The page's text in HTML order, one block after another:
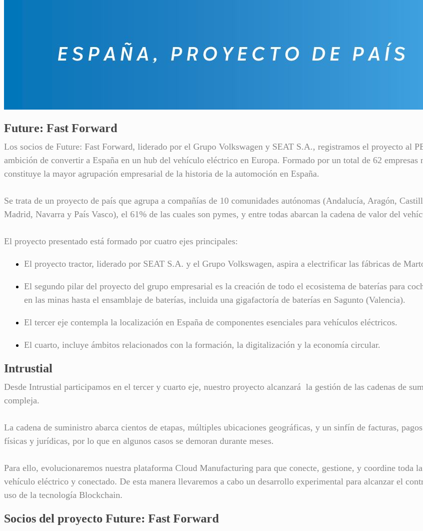
Future: Fast Forward
Los socios de Future: Fast Forward, liderado por el Grupo Volkswagen y SEAT S.A., registramos el proyecto al
ambición de convertir a España en un hub del vehículo eléctrico en Europa. Formado por un total de 62 empresas
constituye la mayor agrupación empresarial de la historia de la automoción en España.
Se trata de un proyecto de país que agrupa a compañías de 10 comunidades autónomas (Andalucía, Aragón,
Madrid, Navarra y País Vasco), el 61% de las cuales son pymes, y entre todas abarcan la cadena de valor del
El proyecto presentado está formado por cuatro ejes principales:
El proyecto tractor, liderado por SEAT S.A. y el Grupo Volkswagen, aspira a electrificar las fábricas de
El segundo pilar del proyecto del grupo empresarial es la creación de todo el ecosistema de baterías para
en las minas hasta el ensamblaje de baterías, incluida una gigafactoría de baterías en Sagunto (Valencia).
El tercer eje contempla la localización en España de componentes esenciales para vehículos eléctricos.
El cuarto, incluye ámbitos relacionados con la formación, la digitalización y la economía circular.
Intrustial
Desde Intrustial participamos en el tercer y cuarto eje, nuestro proyecto alcanzará la gestión de las cadenas de
compleja.
La cadena de suministro abarca cientos de etapas, múltiples ubicaciones geográficas, y un sinfín de facturas,
físicas y jurídicas, por lo que en algunos casos se demoran durante meses.
Para ello, evolucionaremos nuestra plataforma Cloud Manufacturing para que conecte, gestione, y coordine toda
vehículo eléctrico y conectado. De esta manera llevaremos a cabo un desarrollo experimental para alcanzar el
uso de la tecnología Blockchain.
Socios del proyecto Future: Fast Forward